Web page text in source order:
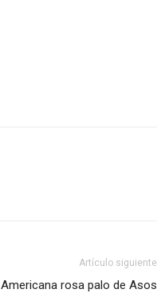
Artículo siguiente
Americana rosa palo de Asos